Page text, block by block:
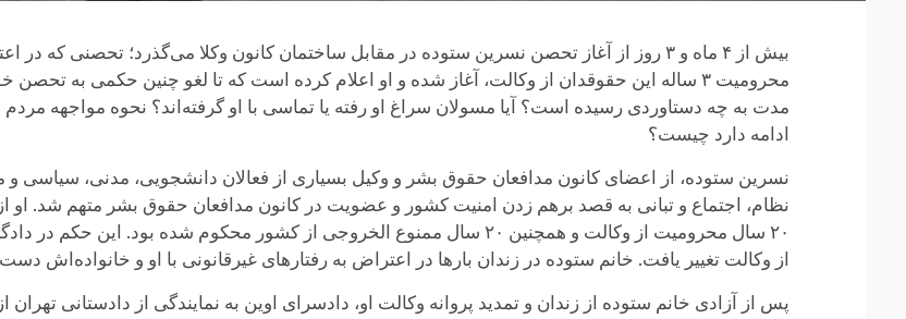
بیش از ۴ ماه و ۳ روز از آغاز تحصن نسرین ستوده در مقابل ساختمان کانون وکلا می‌گذرد؛ تحصنی که
محرومیت ۳ ساله این حقوقدان از وکالت، آغاز شده و او اعلام کرده است که تا لغو چنین حکمی به
ادامه دارد چیست؟
از وکالت تغییر یافت. خانم ستوده در زندان بار‌ها در اعتراض به رفتارهای غیرقانونی با او و خانواده‌اش دست به اعتصاب
پس از آزادی خانم ستوده از زندان و تمدید پروانه وکالت او، دادسرای اوین به نمایندگی از دادستانی